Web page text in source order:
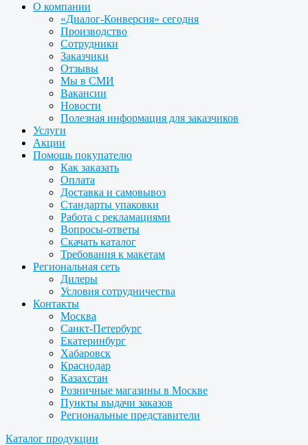
О компании
«Диалог-Конверсия» сегодня
Производство
Сотрудники
Заказчики
Отзывы
Мы в СМИ
Вакансии
Новости
Полезная информация для заказчиков
Услуги
Акции
Помощь покупателю
Как заказать
Оплата
Доставка и самовывоз
Стандарты упаковки
Работа с рекламациями
Вопросы-ответы
Скачать каталог
Требования к макетам
Региональная сеть
Дилеры
Условия сотрудничества
Контакты
Москва
Санкт-Петербург
Екатеринбург
Хабаровск
Краснодар
Казахстан
Розничные магазины в Москве
Пункты выдачи заказов
Региональные представители
Каталог продукции